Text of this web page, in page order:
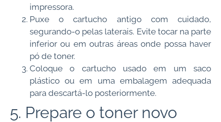
impressora.
Puxe o cartucho antigo com cuidado,
segurando-o pelas laterais. Evite tocar na parte
inferior ou em outras áreas onde possa haver
pó de toner.
Coloque o cartucho usado em um saco
plástico ou em uma embalagem adequada
para descartá-lo posteriormente.
5. Prepare o toner novo